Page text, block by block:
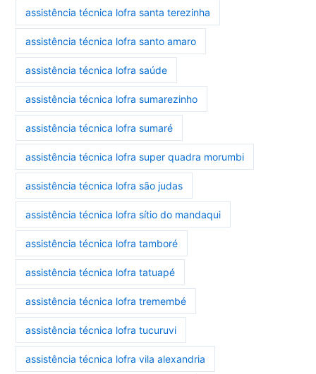
assistência técnica lofra santa terezinha
assistência técnica lofra santo amaro
assistência técnica lofra saúde
assistência técnica lofra sumarezinho
assistência técnica lofra sumaré
assistência técnica lofra super quadra morumbi
assistência técnica lofra são judas
assistência técnica lofra sítio do mandaqui
assistência técnica lofra tamboré
assistência técnica lofra tatuapé
assistência técnica lofra tremembé
assistência técnica lofra tucuruvi
assistência técnica lofra vila alexandria